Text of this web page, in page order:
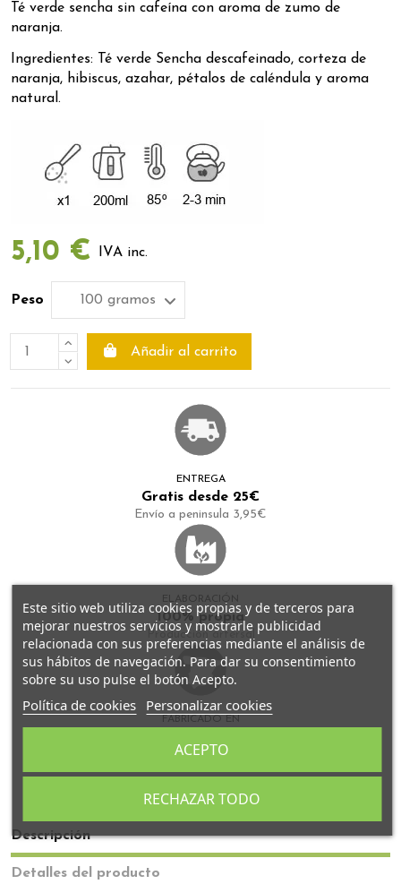
Té verde sencha sin cafeína con aroma de zumo de
naranja.
Ingredientes: Té verde Sencha descafeinado, corteza de
naranja, hibiscus, azahar, pétalos de caléndula y aroma
natural.
5,10 € IVA inc.
Peso
Añadir al carrito
ENTREGA
Gratis desde 25€
Envío a peninsula 3,95€
ELABORACIÓN
100% propia
Producción artersal
FABRICADO EN
Todos nuestros tés se fabrican en Granada
Descripción
Detalles del producto
Este sitio web utiliza cookies propias y de terceros para
mejorar nuestros servicios y mostrarle publicidad
relacionada con sus preferencias mediante el análisis de
sus hábitos de navegación. Para dar su consentimiento
sobre su uso pulse el botón Acepto.
Política de cookies Personalizar cookies
RECHAZAR TODO
ACEPTO